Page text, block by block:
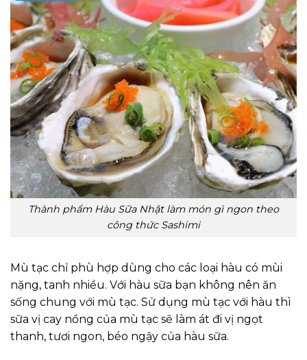
Thành phẩm Hàu Sữa Nhật làm món gì ngon theo
công thức Sashimi
Mù tạc chỉ phù hợp dùng cho các loại hàu có mùi
nặng, tanh nhiều. Với hàu sữa bạn không nên ăn
sống chung với mù tạc. Sử dụng mù tạc với hàu thì
sữa vị cay nồng của mù tạc sẽ làm át đi vị ngọt
thanh, tươi ngon, béo ngậy của hàu sữa.